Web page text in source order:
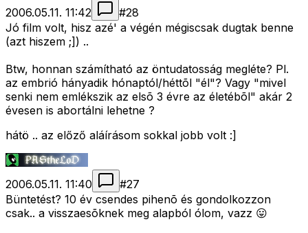
2006.05.11. 11:42 #28
Jó film volt, hisz azé' a végén mégiscsak dugtak benne
(azt hiszem ;]) ..
Btw, honnan számítható az öntudatosság megléte? Pl.
az embrió hányadik hónaptól/héttõl "él"? Vagy "mivel
senki nem emlékszik az elsõ 3 évre az életébõl" akár 2
évesen is abortálni lehetne ?
hátö .. az előző aláírásom sokkal jobb volt :]
2006.05.11. 11:40 #27
Büntetést? 10 év csendes pihenõ és gondolkozzon
csak.. a visszaesõknek meg alapból ólom, vazz 😛